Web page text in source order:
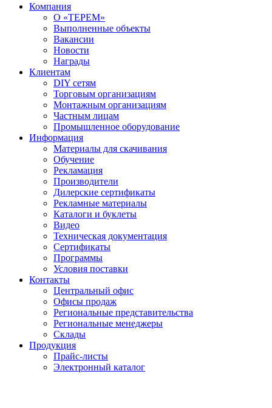
Компания
О «ТЕРЕМ»
Выполненные объекты
Вакансии
Новости
Награды
Клиентам
DIY сетям
Торговым организациям
Монтажным организациям
Частным лицам
Промышленное оборудование
Информация
Материалы для скачивания
Обучение
Рекламация
Производители
Дилерские сертификаты
Рекламные материалы
Каталоги и буклеты
Видео
Техническая документация
Сертификаты
Программы
Условия поставки
Контакты
Центральный офис
Офисы продаж
Региональные представительства
Региональные менеджеры
Склады
Продукция
Прайс-листы
Электронный каталог